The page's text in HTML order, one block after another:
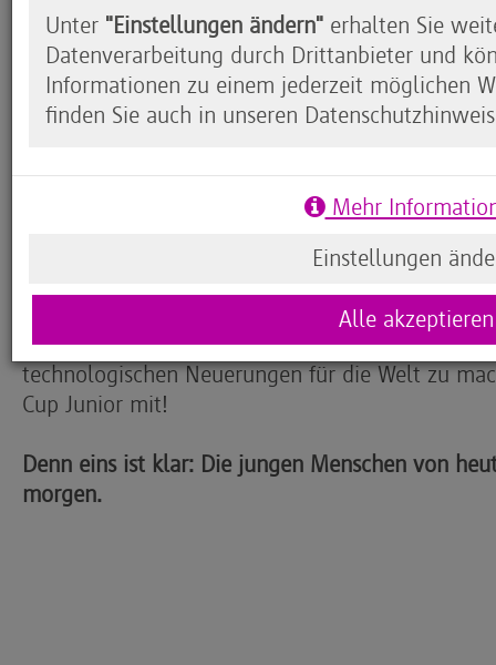
Artenschutz, im Gesundheitswesen oder im
künstlicher Intelligenz können bedrohte
werden, neue Diagnoseverfahren in der
z.B. blinden Menschen ganz neue
nun Schülerinnen und Schüler die Chance,
und Ideenreichtum in ihnen steckt. Helfen Sie
Intelligenz zu entdecken und sich Gedanken
technologischen Neuerungen für die Welt zu
Cup Junior mit!
Denn eins ist klar: Die jungen Menschen von
morgen.
Unter "Einstellungen ändern" erhalten Sie
Datenverarbeitung durch Drittanbieter und
Informationen zu einem jederzeit möglichen
finden Sie auch in unseren
Mehr
Einstellungen
Alle akzeptieren